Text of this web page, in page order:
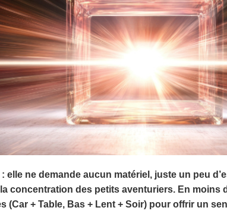
elle ne demande aucun matériel, juste un peu
concentration des petits aventuriers. En moins
(Car + Table, Bas + Lent + Soir) pour offrir un